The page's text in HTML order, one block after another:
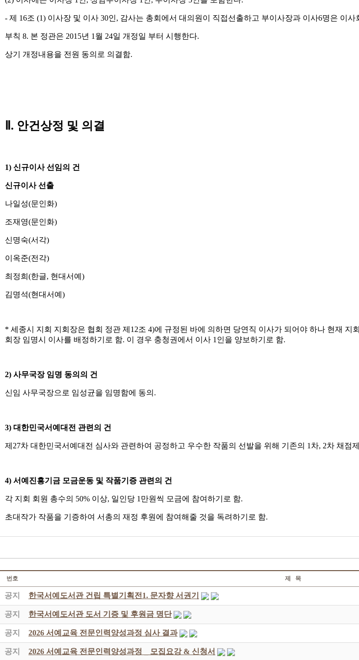
- 제 16조 (1) 이사장 및 이사 30인, 감사는 총회에서 대의원이 직접선출하고 부이사장과 이사6명은 이사
부칙 8. 본 정관은 2015년 1월 24일 개정일 부터 시행한다.
상기 개정내용을 전원 동의로 의결함.
Ⅱ. 안건상정 및 의결
1) 신규이사 선임의 건
신규이사 선출
나일성(문인화)
조재영(문인화)
신명숙(서각)
이옥준(전각)
최정희(한글, 현대서예)
김명석(현대서예)
* 세종시 지회 지회장은 협회 정관 제12조 4)에 규정된 바에 의하면 당연직 이사가 되어야 하나 현재
회장 임명시 이사를 배정하기로 함. 이 경우 충청권에서 이사 1인을 양보하기로 함.
2) 사무국장 임명 동의의 건
신임 사무국장으로 임성균을 임명함에 동의.
3) 대한민국서예대전 관련의 건
제27차 대한민국서예대전 심사와 관련하여 공정하고 우수한 작품의 선발을 위해 기존의 1차, 2차 채점
4) 서예진흥기금 모금운동 및 작품기증 관련의 건
각 지회 회원 총수의 50% 이상, 일인당 1만원씩 모금에 참여하기로 함.
초대작가 작품을 기증하여 서총의 재정 후원에 참여해줄 것을 독려하기로 함.
번호 제 목
공지 한국서예도서관 건립 특별기획전1. 문자향 서권기
공지 한국서예도서관 도서 기증 및 후원금 명단
공지 2026 서예교육 전문인력양성과정 심사 결과
공지 2026 서예교육 전문인력양성과정 _ 모집요강 & 신청서